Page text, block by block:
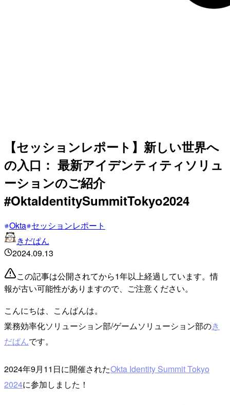
【セッションレポート】新しい世界へ
の入口： 最新アイデンティティソリュ
ーションのご紹介
#OktaIdentitySummitTokyo2024
Okta セッションレポート
きだぱん
2024.09.13
この記事は公開されてから1年以上経過しています。情
報が古い可能性がありますので、ご注意ください。
こんにちは、こんばんは。
業務効率化ソリューション部/ゲームソリューション部のき
だぱんです。
2024年9月11日に開催されたOkta Identity Summit Tokyo
2024に参加しました！